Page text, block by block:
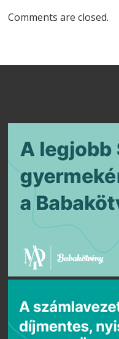
Comments are closed.